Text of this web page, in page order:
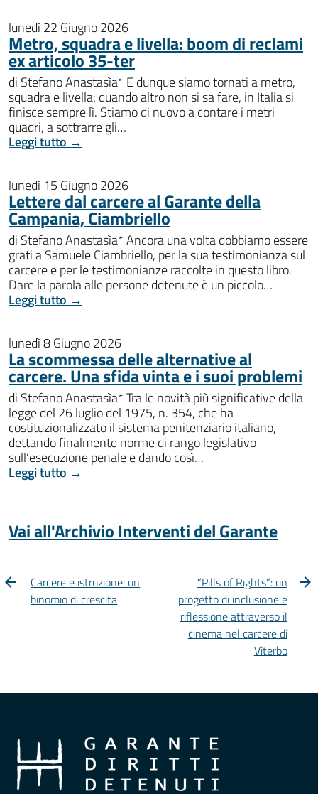
lunedì 22 Giugno 2026
Metro, squadra e livella: boom di reclami
ex articolo 35-ter
di Stefano Anastasìa* E dunque siamo tornati a metro,
squadra e livella: quando altro non si sa fare, in Italia si
finisce sempre lì. Stiamo di nuovo a contare i metri
quadri, a sottrarre gli…
Leggi tutto →
lunedì 15 Giugno 2026
Lettere dal carcere al Garante della
Campania, Ciambriello
di Stefano Anastasìa* Ancora una volta dobbiamo essere
grati a Samuele Ciambriello, per la sua testimonianza sul
carcere e per le testimonianze raccolte in questo libro.
Dare la parola alle persone detenute è un piccolo…
Leggi tutto →
lunedì 8 Giugno 2026
La scommessa delle alternative al
carcere. Una sfida vinta e i suoi problemi
di Stefano Anastasìa* Tra le novità più significative della
legge del 26 luglio del 1975, n. 354, che ha
costituzionalizzato il sistema penitenziario italiano,
dettando finalmente norme di rango legislativo
sull’esecuzione penale e dando così…
Leggi tutto →
Vai all'Archivio Interventi del Garante
Carcere e istruzione: un
binomio di crescita
“Pills of Rights”: un
progetto di inclusione e
riflessione attraverso il
cinema nel carcere di
Viterbo